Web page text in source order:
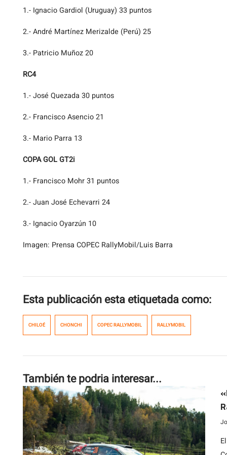
1.- Ignacio Gardiol (Uruguay) 33 puntos
2.- André Martínez Merizalde (Perú) 25
3.- Patricio Muñoz 20
RC4
1.- José Quezada 30 puntos
2.- Francisco Asencio 21
3.- Mario Parra 13
COPA GOL GT2i
1.- Francisco Mohr 31 puntos
2.- Juan José Echevarri 24
3.- Ignacio Oyarzún 10
Imagen: Prensa COPEC RallyMobil/Luis Barra
Esta publicación esta etiquetada como:
CHILOÉ CHONCHI COPEC RALLYMOBIL RALLYMOBIL
También te podria interesar...